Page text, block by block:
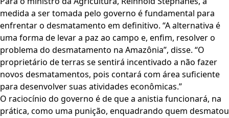
medida a ser tomada pelo governo é fundamental para
enfrentar o desmatamento em definitivo. “A alternativa é
uma forma de levar a paz ao campo e, enfim, resolver o
problema do desmatamento na Amazônia”, disse. “O
proprietário de terras se sentirá incentivado a não fazer
novos desmatamentos, pois contará com área suficiente
para desenvolver suas atividades econômicas.”
O raciocínio do governo é de que a anistia funcionará, na
prática, como uma punição, enquadrando quem desmatou